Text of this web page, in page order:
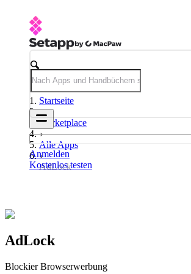
Anmelden
Kostenlos testen
Startseite
Marketplace
Alle Apps
AdLock
AdLock
Blockier Browserwerbung